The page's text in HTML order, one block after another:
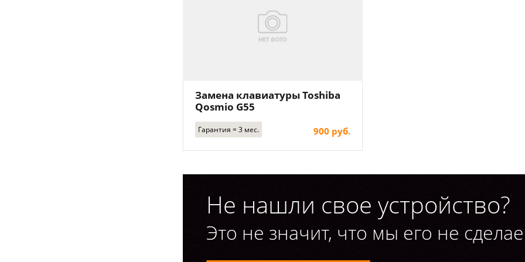
Замена клавиатуры Toshiba
Qosmio G55
Гарантия = 3 мес. 900 руб.
Не нашли свое устройство?
Это не значит, что мы его не